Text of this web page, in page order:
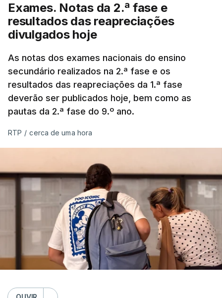
Exames. Notas da 2.ª fase e
resultados das reapreciações
divulgados hoje
As notas dos exames nacionais do ensino
secundário realizados na 2.ª fase e os
resultados das reapreciações da 1.ª fase
deverão ser publicados hoje, bem como as
pautas da 2.ª fase do 9.º ano.
RTP / cerca de uma hora